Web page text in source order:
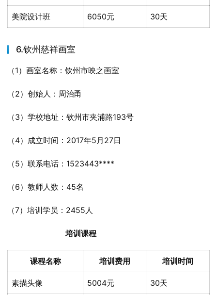
美院设计班 6050元 30天
6.钦州慈祥画室
（1）画室名称：钦州市映之画室
（2）创始人：周治甬
（3）学校地址：钦州市夹浦路193号
（4）成立时间：2017年5月27日
（5）联系电话：1523443****
（6）教师人数：45名
（7）培训学员：2455人
培训课程
课程名称 培训费用 培训时间
素描头像 5004元 30天